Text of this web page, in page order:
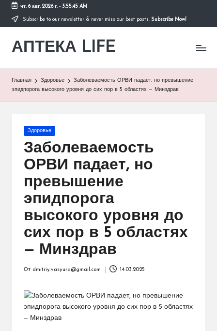
Перейти
содержимому
чт, 6 авг. 2026 г.- 3:55:45 AM
Subscribe to our newsletter & never miss our best posts. Subscribe Now!
АПТЕКА LIFE
сайт
Главная Здоровье
Заболеваемость ОРВИ падает, но превышение
эпидпорога высокого уровня до сих пор в 5 областях — Минздрав
Опубликовано
Здоровье
Заболеваемость
ОРВИ падает, но
превышение
эпидпорога
высокого уровня до
сих пор в 5 областях
— Минздрав
От dmitriy.vasyura@gmail.com 14.03.2025